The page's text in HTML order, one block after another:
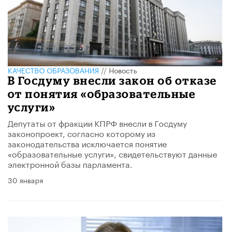
КАЧЕСТВО ОБРАЗОВАНИЯ//Новость
В Госдуму внесли закон об отказе
от понятия «образовательные
услуги»
Депутаты от фракции КПРФ внесли в Госдуму
законопроект, согласно которому из
законодательства исключается понятие
«образовательные услуги», свидетельствуют данные
электронной базы парламента.
30 января